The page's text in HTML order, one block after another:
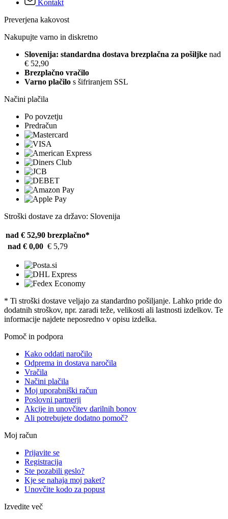
Kontakt
Preverjena kakovost
Nakupujte varno in diskretno
Slovenija: standardna dostava brezplačna za pošiljke nad
€ 52,90
Brezplačno vračilo
Varno plačilo s šifriranjem SSL
Načini plačila
Po povzetju
Predračun
Stroški dostave za državo: Slovenija
nad € 52,90 brezplačno*
nad € 0,00 € 5,79
* Ti stroški dostave veljajo za standardno pošiljanje. Lahko pride do
dodatnih stroškov, npr. zaradi teže, velikosti ali lastnosti izdelkov. Te
informacije najdete neposredno v opisu izdelka.
Pomoč in podpora
Kako oddati naročilo
Odprema in dostava naročila
Vračila
Načini plačila
Moj uporabniški račun
Poslovni partnerji
Akcije in unovčitev darilnih bonov
Ali potrebujete dodatno pomoč?
Moj račun
Prijavite se
Registracija
Ste pozabili geslo?
Kje se nahaja moj paket?
Unovčite kodo za popust
Izvedite več